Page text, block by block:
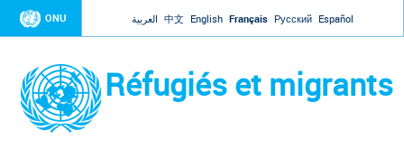
Jump to navigation
ONU العربية 中文 English Français Русский Español
Réfugiés et migrants